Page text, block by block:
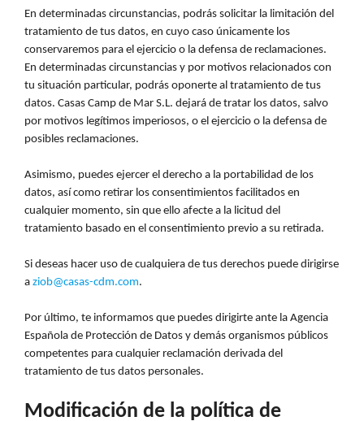
En determinadas circunstancias, podrás solicitar la limitación del
tratamiento de tus datos, en cuyo caso únicamente los
conservaremos para el ejercicio o la defensa de reclamaciones.
En determinadas circunstancias y por motivos relacionados con
tu situación particular, podrás oponerte al tratamiento de tus
datos. Casas Camp de Mar S.L. dejará de tratar los datos, salvo
por motivos legítimos imperiosos, o el ejercicio o la defensa de
posibles reclamaciones.
Asimismo, puedes ejercer el derecho a la portabilidad de los
datos, así como retirar los consentimientos facilitados en
cualquier momento, sin que ello afecte a la licitud del
tratamiento basado en el consentimiento previo a su retirada.
Si deseas hacer uso de cualquiera de tus derechos puede dirigirse
a ziob@casas-cdm.com.
Por último, te informamos que puedes dirigirte ante la Agencia
Española de Protección de Datos y demás organismos públicos
competentes para cualquier reclamación derivada del
tratamiento de tus datos personales.
Modificación de la política de